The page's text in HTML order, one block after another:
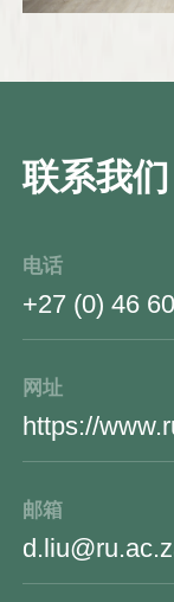
联系我们
电话
+27 (0) 46
网址
https://
邮箱